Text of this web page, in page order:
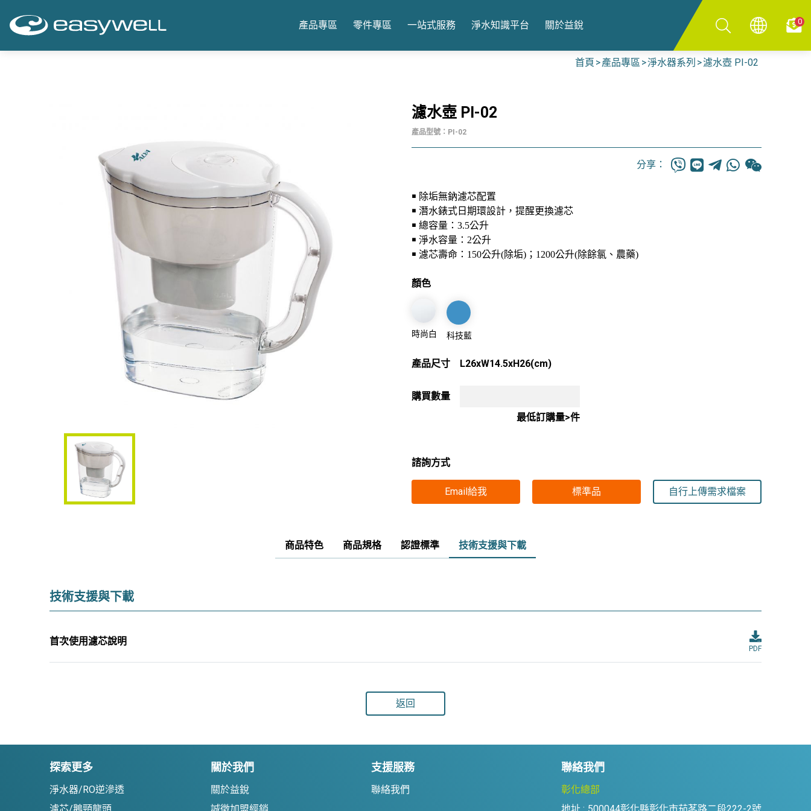
產品專區 零件專區 一站式服務 淨水知識平台 關於益銳 0
首頁 產品專區 淨水器系列 濾水壺 PI-02
濾水壺 PI-02
產品型號：PI-02
分享：
￭ 除垢無鈉濾芯配置
￭ 潛水錶式日期環設計 ， 提醒更換濾芯
￭ 總容量：3.5公升
￭ 淨水容量：2公升
￭ 濾芯壽命：150公升(除垢)；1200公升(除餘氯、農藥)
顏色
時尚白 科技藍
產品尺寸 L26xW14.5xH26(cm)
購買數量
最低訂購量>件
諮詢方式
Email給我 標準品 自行上傳需求檔案
商品特色 商品規格 認證標準 技術支援與下載
技術支援與下載
首次使用濾芯說明
PDF
返回
探索更多
淨水器/RO逆滲透
濾芯/鵝頸龍頭
關於我們
關於益銳
誠徵加盟經銷
支援服務
聯絡我們
聯絡我們
彰化總部
地址 : 500044彰化縣彰化市茄苳路二段222-2號